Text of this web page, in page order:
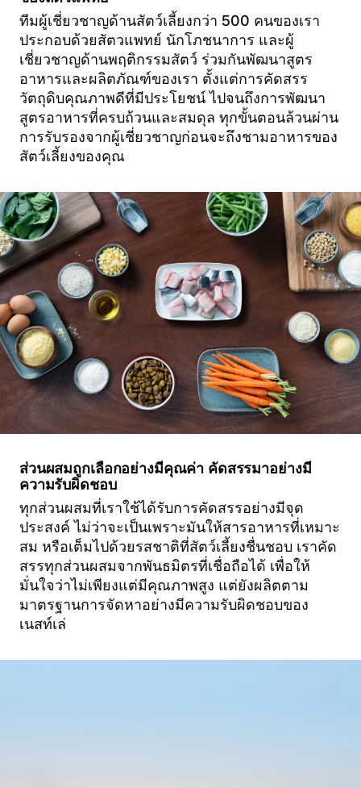
ทีมผู้เชี่ยวชาญด้านสัตว์เลี้ยงกว่า 500 คนของเรา
ประกอบด้วยสัตวแพทย์ นักโภชนาการ และผู้
เชี่ยวชาญด้านพฤติกรรมสัตว์ ร่วมกันพัฒนาสูตร
อาหารและผลิตภัณฑ์ของเรา ตั้งแต่การคัดสรร
วัตถุดิบคุณภาพดีที่มีประโยชน์ ไปจนถึงการพัฒนา
สูตรอาหารที่ครบถ้วนและสมดุล ทุกขั้นตอนล้วนผ่าน
การรับรองจากผู้เชี่ยวชาญก่อนจะถึงชามอาหารของ
สัตว์เลี้ยงของคุณ
ส่วนผสมถูกเลือกอย่างมีคุณค่า คัดสรรมาอย่างมี
ความรับผิดชอบ
ทุกส่วนผสมที่เราใช้ได้รับการคัดสรรอย่างมีจุด
ประสงค์ ไม่ว่าจะเป็นเพราะมันให้สารอาหารที่เหมาะ
สม หรือเต็มไปด้วยรสชาติที่สัตว์เลี้ยงชื่นชอบ เราคัด
สรรทุกส่วนผสมจากพันธมิตรที่เชื่อถือได้ เพื่อให้
มั่นใจว่าไม่เพียงแต่มีคุณภาพสูง แต่ยังผลิตตาม
มาตรฐานการจัดหาอย่างมีความรับผิดชอบของ
เนสท์เล่